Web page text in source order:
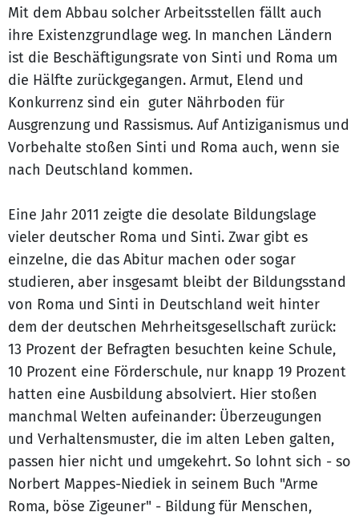
Mit dem Abbau solcher Arbeitsstellen fällt auch
ihre Existenzgrundlage weg. In manchen Ländern
ist die Beschäftigungsrate von Sinti und Roma um
die Hälfte zurückgegangen. Armut, Elend und
Konkurrenz sind ein guter Nährboden für
Ausgrenzung und Rassismus. Auf Antiziganismus und
Vorbehalte stoßen Sinti und Roma auch, wenn sie
nach Deutschland kommen.
Eine Jahr 2011 zeigte die desolate Bildungslage
vieler deutscher Roma und Sinti. Zwar gibt es
einzelne, die das Abitur machen oder sogar
studieren, aber insgesamt bleibt der Bildungsstand
von Roma und Sinti in Deutschland weit hinter
dem der deutschen Mehrheitsgesellschaft zurück:
13 Prozent der Befragten besuchten keine Schule,
10 Prozent eine Förderschule, nur knapp 19 Prozent
hatten eine Ausbildung absolviert. Hier stoßen
manchmal Welten aufeinander: Überzeugungen
und Verhaltensmuster, die im alten Leben galten,
passen hier nicht und umgekehrt. So lohnt sich - so
Norbert Mappes-Niediek in seinem Buch "Arme
Roma, böse Zigeuner" - Bildung für Menschen,